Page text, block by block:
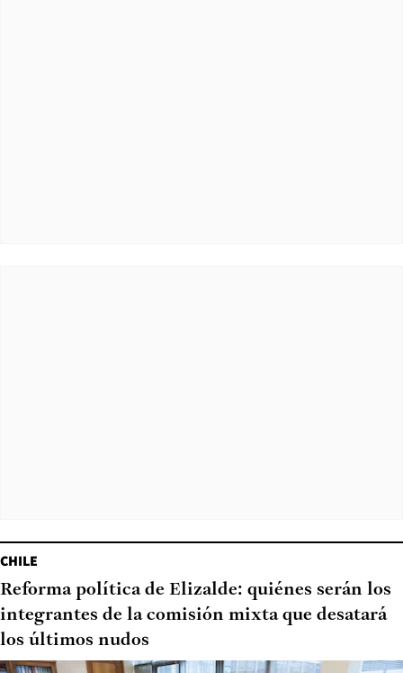
CHILE
Reforma política de Elizalde: quiénes serán los
integrantes de la comisión mixta que desatará
los últimos nudos